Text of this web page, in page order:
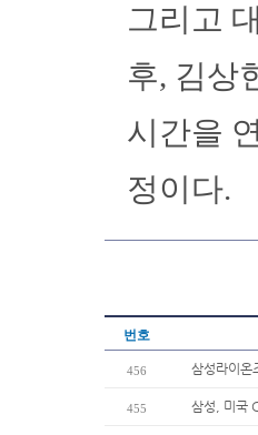
그리고
후, 김상
시간을
정이다.
번호
456 삼성라이온
455 삼성, 미국